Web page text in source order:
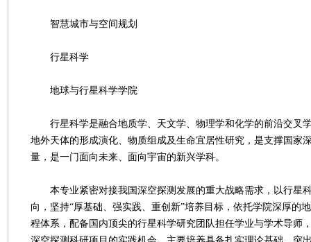
智慧城市与空间规划
行星科学
地球与行星科学学院
行星科学是融合地质学、天文学、物理学和化学的前沿交叉
地外天体的形成演化、物质组成及生命宜居性研究，是支撑国家
量，是一门面向未来、面向宇宙的新兴学科。
本专业紧密对接我国深空探测发展的重大战略需求，以行星
向，坚持“厚基础、强实践、重创新”培养目标，依托学院深厚的
程体系，配备国内顶尖的行星科学研究团队担任学业与学术导师